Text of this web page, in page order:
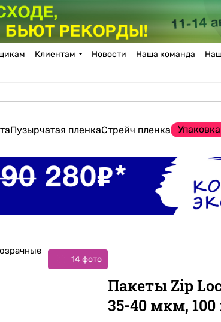
Клиентам Новости Наша команда
Пузырчатая пленкаСтрейч пленка
14 фото
Пакеты Zip
35-40 мкм,